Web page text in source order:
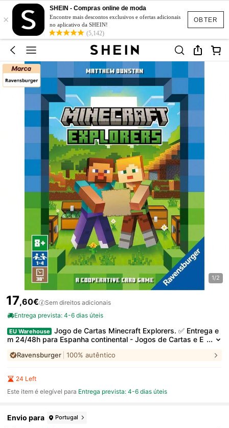
OBTER
×
SHEIN - Compras online de moda
Encontre mais descontos exclusivos e ofertas adicionais
no aplicativo da SHEIN!
(5,142)
1/2
17,60€
Sem direitos adicionais
Entrega prevista: 4-6 dias úteis
EU Warehouse
Jogo de Cartas Minecraft Explorers. ✅ Entrega e
m 24/48h para Espanha continental - Jogos de Cartas e E
Ravensburger 100% autêntico
24 Left
Este item é elegível para Entrega prevista: 4-6 dias úteis
Envio para Portugal